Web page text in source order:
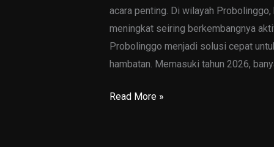
acara penting. Di wilayah
meningkat seiring berkembangnya
Probolinggo menjadi solusi cepat
hambatan. Memasuki tahun 2026,
Sewa
Read More »